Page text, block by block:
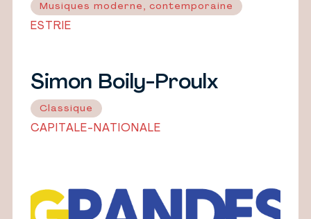
Musiques moderne, contemporaine
ESTRIE
Simon Boily-Proulx
Classique
CAPITALE-NATIONALE